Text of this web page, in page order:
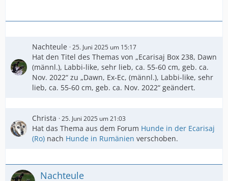
Nachteule 25. Juni 2025 um 15:17
Hat den Titel des Themas von „Ecarisaj Box 238, Dawn
(männl.), Labbi-like, sehr lieb, ca. 55-60 cm, geb. ca.
Nov. 2022“ zu „Dawn, Ex-Ec, (männl.), Labbi-like, sehr
lieb, ca. 55-60 cm, geb. ca. Nov. 2022“ geändert.
Christa 25. Juni 2025 um 21:03
Hat das Thema aus dem Forum Hunde in der Ecarisaj
(Ro) nach Hunde in Rumänien verschoben.
Nachteule